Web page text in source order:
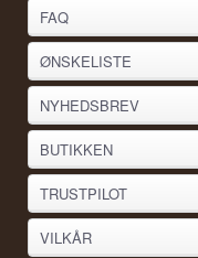
FAQ
ØNSKELISTE
NYHEDSBREV
BUTIKKEN
TRUSTPILOT
VILKÅR